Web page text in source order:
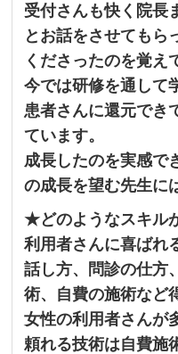
受付さんも快く院長
とお話をさせてもら
くださったのを覚え
今では研修を通して
患者さんに還元でき
ています。
成長したのを実感で
の成長を望む先生に
★どのようなスキル
利用者さんに喜ばれ
話し方、問診の仕方
術、 自費の施術など
女性の利用者さんが
頼れる技術は自費施